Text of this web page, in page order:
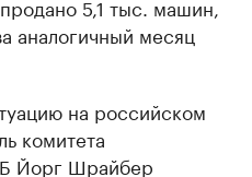
5,1 тыс. машин,
аналогичный месяц
на российском
комитета
Йорг Шрайбер